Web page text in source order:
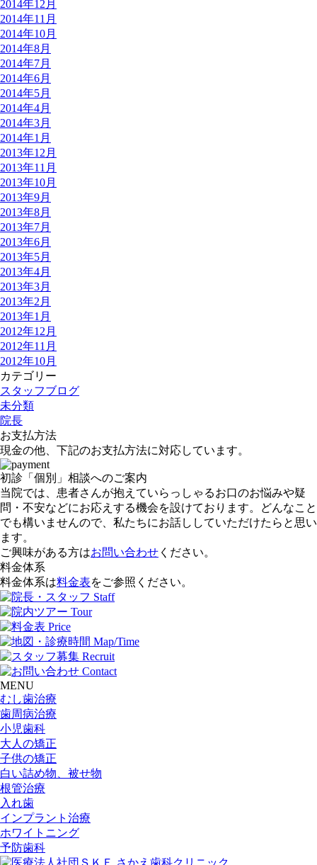
2014年12月
2014年11月
2014年10月
2014年8月
2014年7月
2014年6月
2014年5月
2014年4月
2014年3月
2014年1月
2013年12月
2013年11月
2013年10月
2013年9月
2013年8月
2013年7月
2013年6月
2013年5月
2013年4月
2013年3月
2013年2月
2013年1月
2012年12月
2012年11月
2012年10月
カテゴリー
スタッフブログ
未分類
院長
お支払方法
現金の他、下記のお支払方法に対応しています。
初診「個別」相談へのご案内
当院では、患者さんが抱えていらっしゃるお口のお悩みや疑
問・不安などにお応えする機会を設けております。どんなこと
でも構いませんので、私たちにお話ししていただけたらと思い
ます。
ご興味がある方はお問い合わせ ください。
料金体系
料金体系は料金表をご参照ください。
MENU
むし歯治療
歯周病治療
小児歯科
大人の矯正
子供の矯正
白い詰め物、被せ物
根管治療
入れ歯
インプラント治療
ホワイトニング
予防歯科